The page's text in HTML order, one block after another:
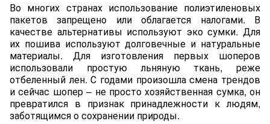
Во многих странах использование полиэтиленовых
пакетов запрещено или облагается налогами. В
качестве альтернативы используют эко сумки. Для
их пошива используют долговечные и натуральные
материалы. Для изготовления первых шоперов
использовали простую льняную ткань, реже
отбеленный лен. С годами произошла смена трендов
и сейчас шопер – не просто хозяйственная сумка, он
превратился в признак принадлежности к людям,
заботящимся о сохранении природы.